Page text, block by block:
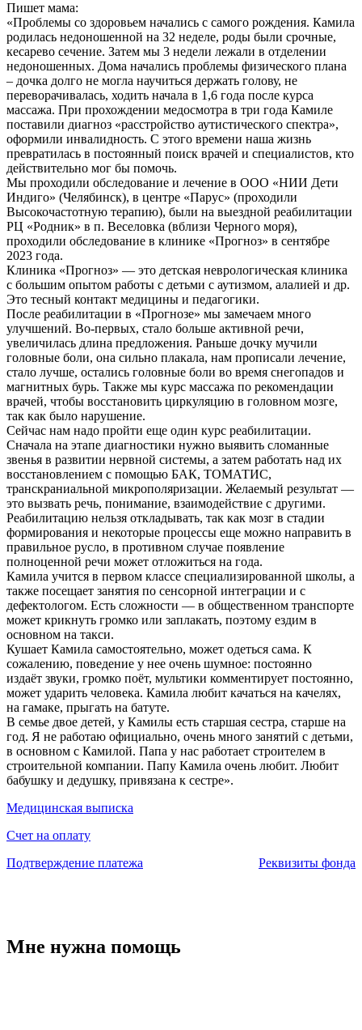
Пишет мама:
«Проблемы со здоровьем начались с самого рождения. Камила
родилась недоношенной на 32 неделе, роды были срочные,
кесарево сечение. Затем мы 3 недели лежали в отделении
недоношенных. Дома начались проблемы физического плана
– дочка долго не могла научиться держать голову, не
переворачивалась, ходить начала в 1,6 года после курса
массажа. При прохождении медосмотра в три года Камиле
поставили диагноз «расстройство аутистического спектра»,
оформили инвалидность. С этого времени наша жизнь
превратилась в постоянный поиск врачей и специалистов, кто
действительно мог бы помочь.
Мы проходили обследование и лечение в ООО «НИИ Дети
Индиго» (Челябинск), в центре «Парус» (проходили
Высокочастотную терапию), были на выездной реабилитации
РЦ «Родник» в п. Веселовка (вблизи Черного моря),
проходили обследование в клинике «Прогноз» в сентябре
2023 года.
Клиника «Прогноз» — это детская неврологическая клиника
с большим опытом работы с детьми с аутизмом, алалией и др.
Это тесный контакт медицины и педагогики.
После реабилитации в «Прогнозе» мы замечаем много
улучшений. Во-первых, стало больше активной речи,
увеличилась длина предложения. Раньше дочку мучили
головные боли, она сильно плакала, нам прописали лечение,
стало лучше, остались головные боли во время снегопадов и
магнитных бурь. Также мы курс массажа по рекомендации
врачей, чтобы восстановить циркуляцию в головном мозге,
так как было нарушение.
Сейчас нам надо пройти еще один курс реабилитации.
Сначала на этапе диагностики нужно выявить сломанные
звенья в развитии нервной системы, а затем работать над их
восстановлением с помощью БАК, ТОМАТИС,
транскраниальной микрополяризации. Желаемый результат —
это вызвать речь, понимание, взаимодействие с другими.
Реабилитацию нельзя откладывать, так как мозг в стадии
формирования и некоторые процессы еще можно направить в
правильное русло, в противном случае появление
полноценной речи может отложиться на года.
Камила учится в первом классе специализированной школы, а
также посещает занятия по сенсорной интеграции и с
дефектологом. Есть сложности — в общественном транспорте
может крикнуть громко или заплакать, поэтому ездим в
основном на такси.
Кушает Камила самостоятельно, может одеться сама. К
сожалению, поведение у нее очень шумное: постоянно
издаёт звуки, громко поёт, мультики комментирует постоянно,
может ударить человека. Камила любит качаться на качелях,
на гамаке, прыгать на батуте.
В семье двое детей, у Камилы есть старшая сестра, старше на
год. Я не работаю официально, очень много занятий с детьми,
в основном с Камилой. Папа у нас работает строителем в
строительной компании. Папу Камила очень любит. Любит
бабушку и дедушку, привязана к сестре».
Медицинская выписка
Счет на оплату
Подтверждение платежа
Реквизиты фонда
Мне нужна помощь